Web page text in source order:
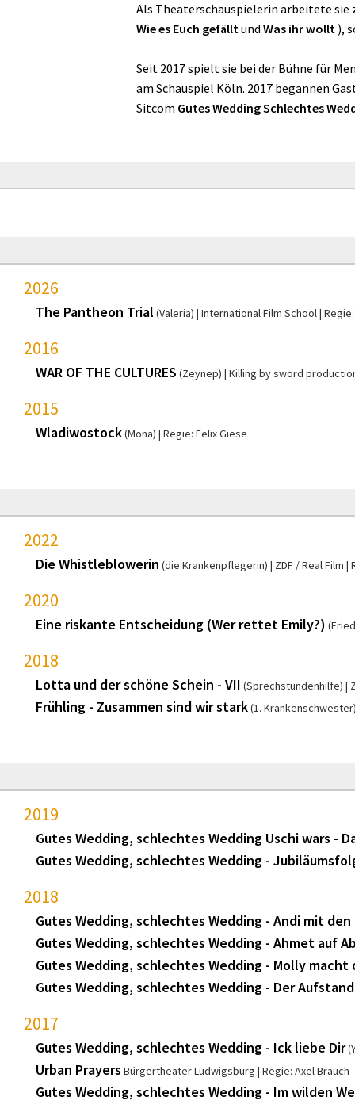
Als Theaterschauspielerin arbeitete sie
Wie es Euch gefälltund Was ihr wollt ),
Seit 2017 spielt sie bei der Bühne für
am Schauspiel Köln. 2017 begannen
Sitcom Gutes Wedding Schlechtes
2026
The Pantheon Trial (Valeria) International Film School
2016
WAR OF THE CULTURES (Zeynep) Killing by sword
2015
Wladiwostock(Mona) Regie: Felix Giese
2022
Die Whistleblowerin (die Krankenpflegerin) ZDF / Real Film
2020
Eine riskante Entscheidung (Wer rettet Emily?)
2018
Lotta und der schöne Schein - VII (Sprechstundenhilfe)
Frühling - Zusammen sind wir stark(1. Krankenschwester)
2019
Gutes Wedding, schlechtes Wedding Uschi wars -
Gutes Wedding, schlechtes Wedding -
2018
Gutes Wedding, schlechtes Wedding - Andi mit
Gutes Wedding, schlechtes Wedding - Ahmet auf
Gutes Wedding, schlechtes Wedding - Molly macht
Gutes Wedding, schlechtes Wedding - Der Aufstand
2017
Gutes Wedding, schlechtes Wedding - Ick liebe Dir
Urban Prayers Bürgertheater Ludwigsburg Regie: Axel Brauch
Gutes Wedding, schlechtes Wedding - Im wilden